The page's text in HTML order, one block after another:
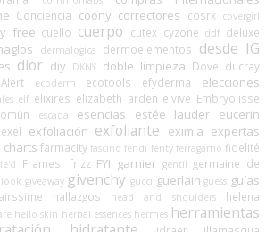
Conciencia coony correctores cosrx covergirl
free cuello cuerpo cutex cyzone ddf deluxe
dermalogica dermoelementos desde IG
dior diy DKNY doble limpieza Dove ducray
ecoderm ecotools efyderma elecciones
elf elixires elizabeth arden elvive Embryolisse
escada esencias estée lauder eucerin
exel exfoliación exfoliante eximia expertas
charts farmacity fascino fendi fenty ferragamo fidelité
Framesi frizz FYI garnier gentil germaine de
giveaway givenchy gucci guerlain guess guías
hallazgos head and shoulders
helena
hello skin herbal essences hermes herramientas